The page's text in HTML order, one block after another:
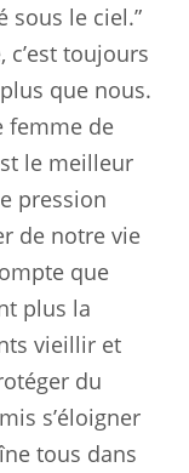
sous le ciel.”
toujours
que nous.
femme de
le meilleur
pression
de notre vie
que
plus la
vieillir et
du
s’éloigner
tous dans